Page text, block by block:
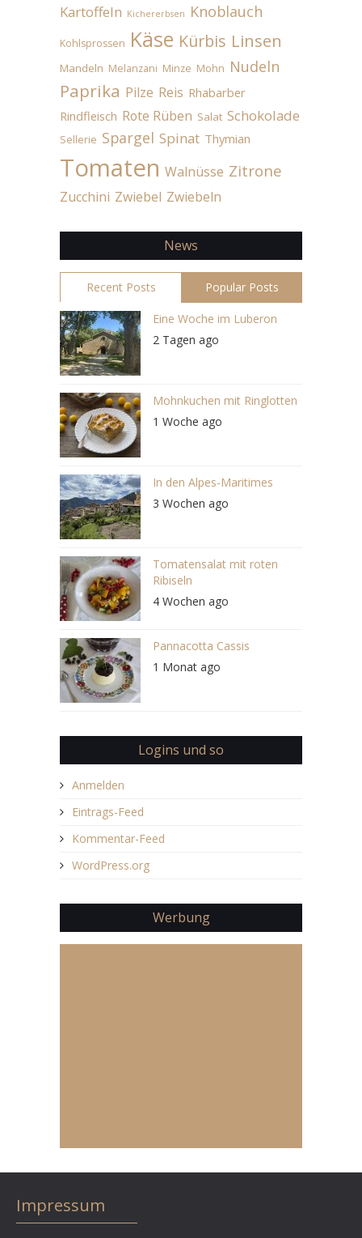
Kartoffeln Kichererbsen Knoblauch
Kohlsprossen Käse Kürbis Linsen
Mandeln Melanzani Minze Mohn Nudeln
Paprika Pilze Reis Rhabarber
Rindfleisch Rote Rüben Salat Schokolade
Sellerie Spargel Spinat Thymian
Tomaten Walnüsse Zitrone
Zucchini Zwiebel Zwiebeln
News
Recent Posts Popular Posts
Eine Woche im Luberon
2 Tagen ago
Mohnkuchen mit Ringlotten
1 Woche ago
In den Alpes-Maritimes
3 Wochen ago
Tomatensalat mit roten
Ribiseln
4 Wochen ago
Pannacotta Cassis
1 Monat ago
Logins und so
Anmelden
Eintrags-Feed
Kommentar-Feed
WordPress.org
Werbung
Impressum